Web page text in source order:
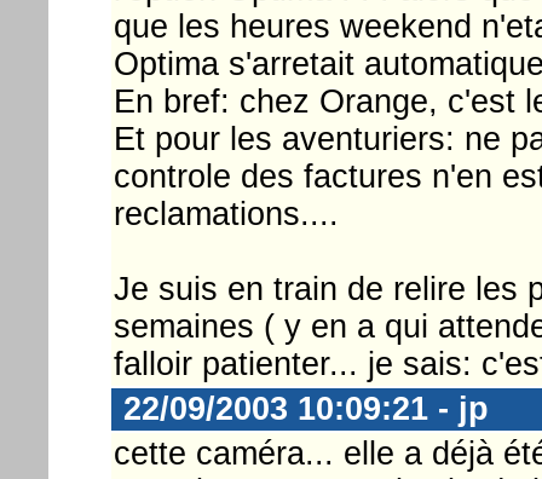
que les heures weekend
Optima s'arretait
En bref: chez Orange, c'est
Et pour les aventuriers: ne
controle des factures n'en
reclamations....
Je suis en train de relire les
semaines ( y en a qui
falloir patienter... je sais:
22/09/2003 10:09:21 - jp
cette caméra... elle a déjà